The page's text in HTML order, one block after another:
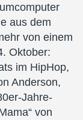
aus dem
von einem
Oktober:
im HipHop,
Anderson,
Jahre-
von